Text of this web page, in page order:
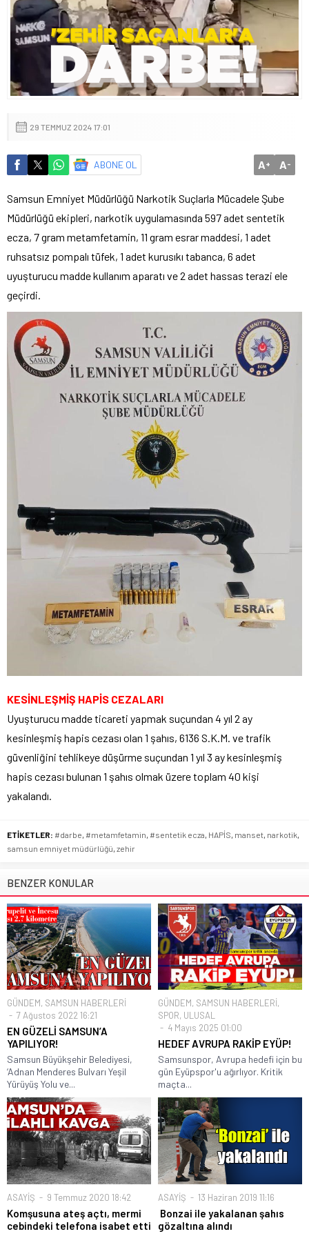
29 TEMMUZ 2024 17:01
ABONE OL A+ A-
Samsun Emniyet Müdürlüğü Narkotik Suçlarla Mücadele Şube
Müdürlüğü ekipleri, narkotik uygulamasında 597 adet sentetik
ecza, 7 gram metamfetamin, 11 gram esrar maddesi, 1 adet
ruhsatsız pompalı tüfek, 1 adet kurusıkı tabanca, 6 adet
uyuşturucu madde kullanım aparatı ve 2 adet hassas terazi ele
geçirdi.
KESİNLEŞMİŞ HAPİS CEZALARI
Uyuşturucu madde ticareti yapmak suçundan 4 yıl 2 ay
kesinleşmiş hapis cezası olan 1 şahıs, 6136 S.K.M. ve trafik
güvenliğini tehlikeye düşürme suçundan 1 yıl 3 ay kesinleşmiş
hapis cezası bulunan 1 şahıs olmak üzere toplam 40 kişi
yakalandı.
ETİKETLER: #darbe, #metamfetamin, #sentetik ecza, HAPİS, manset, narkotik,
samsun emniyet müdürlüğü, zehir
BENZER KONULAR
GÜNDEM, SAMSUN HABERLERİ
7 Ağustos 2022 16:21
EN GÜZELİ SAMSUN’A
YAPILIYOR!
Samsun Büyükşehir Belediyesi,
‘Adnan Menderes Bulvarı Yeşil
Yürüyüş Yolu ve...
GÜNDEM, SAMSUN HABERLERİ,
SPOR, ULUSAL
4 Mayıs 2025 01:00
HEDEF AVRUPA RAKİP EYÜP!
Samsunspor, Avrupa hedefi için bu
gün Eyüpspor'u ağırlıyor. Kritik
maçta...
ASAYİŞ 9 Temmuz 2020 18:42
Komşusuna ateş açtı, mermi
cebindeki telefona isabet etti
ASAYİŞ 13 Haziran 2019 11:16
Bonzai ile yakalanan şahıs
gözaltına alındı